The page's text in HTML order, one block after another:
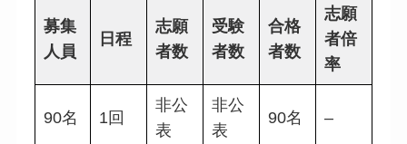
募集
人員
日程
志願
者数
受験
者数
合格
者数
志願
者倍
率
90名 1回
非公
表
非公
表
90名 –